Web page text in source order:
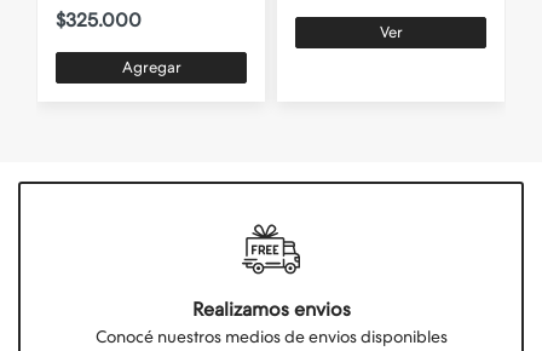
$325.000
Agregar
Ver
Realizamos envios
Conocé nuestros medios de envios disponibles